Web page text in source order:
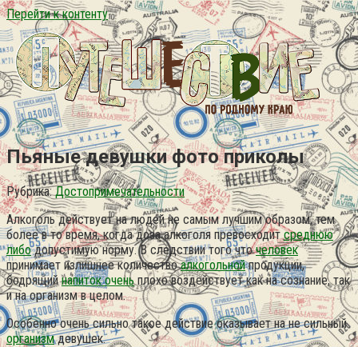
Перейти к контенту
Пьяные девушки фото приколы
Рубрика: Достопримечательности
Алкоголь действует на людей не самым лучшим образом, тем
более в то время, когда доза алкоголя превосходитсреднюю
либодопустимую норму. В следствии того чточеловек
принимает излишнее количествоалкогольнойпродукции,
бодрящийнапиток оченьплохо воздействует как на сознание, так
и на организм в целом.
Особенно очень сильно такое действие оказывает на не сильный
организмдевушек.